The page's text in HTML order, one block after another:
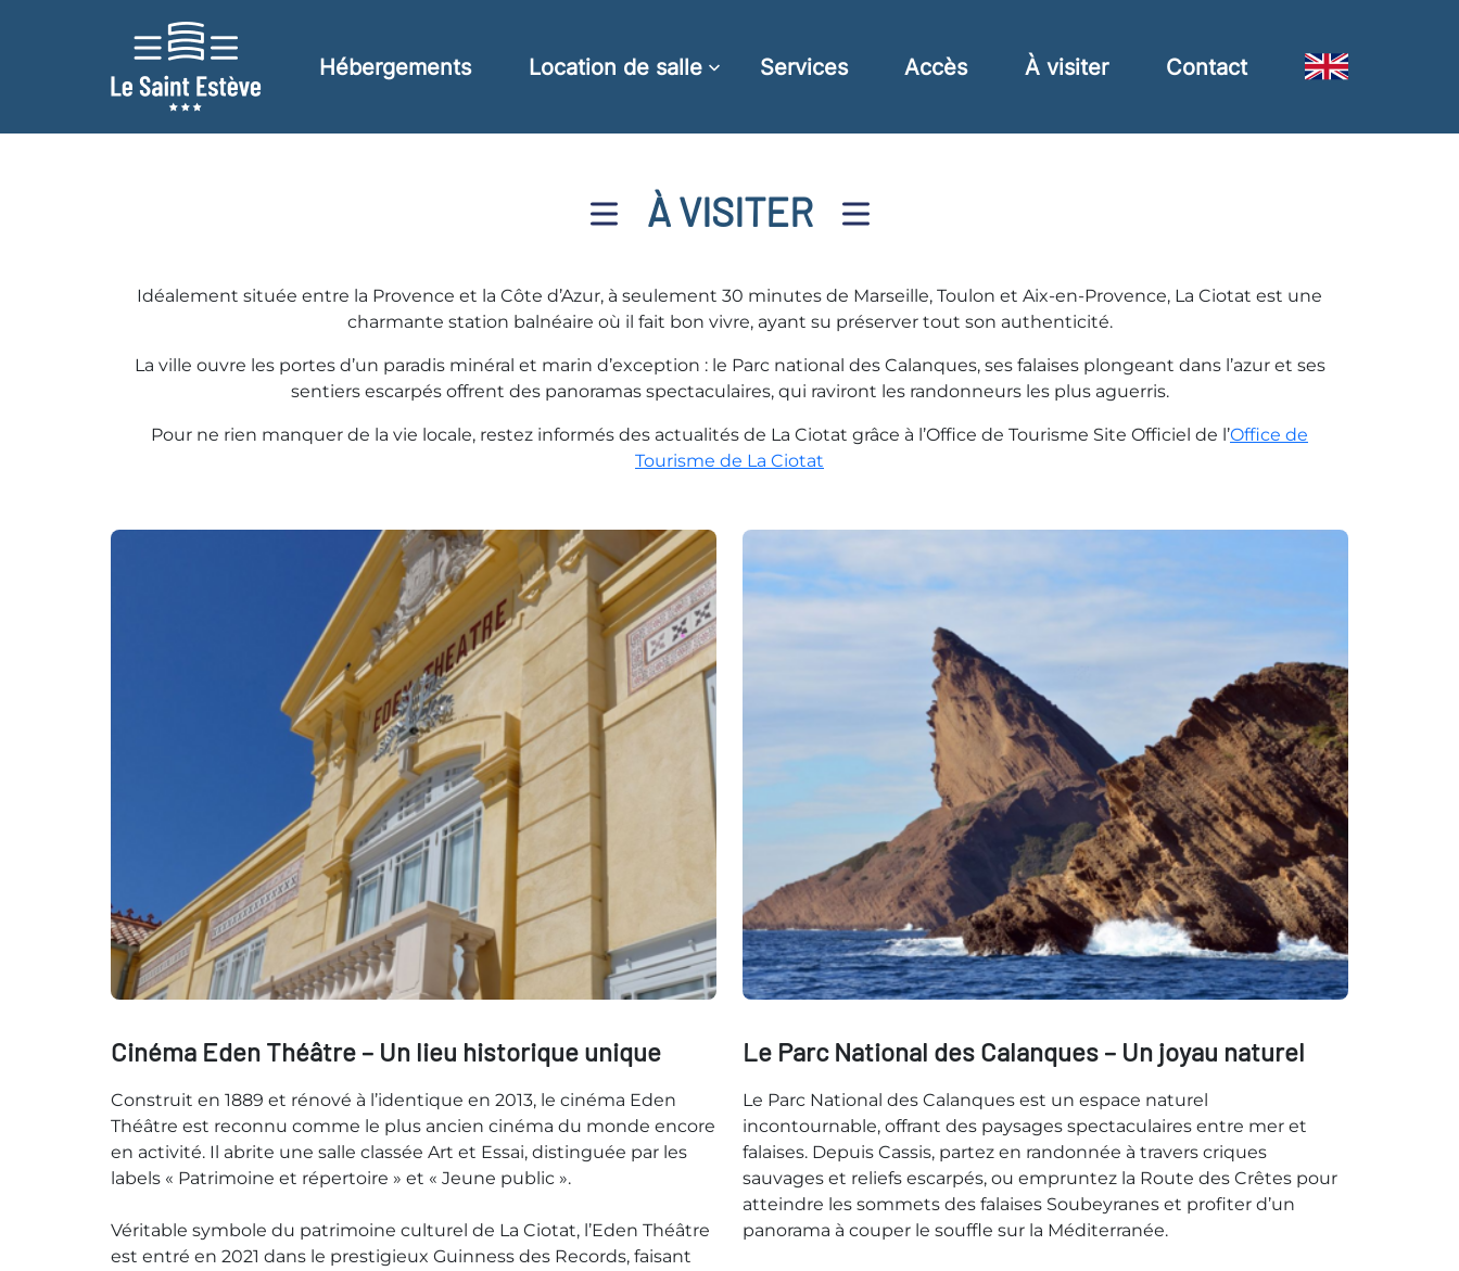
Hébergements Location de salle Services Accès À visiter Contact
À VISITER
Idéalement située entre la Provence et la Côte d’Azur, à seulement 30 minutes de Marseille, Toulon et Aix-en-Provence, La Ciotat est une
charmante station balnéaire où il fait bon vivre, ayant su préserver tout son authenticité.
La ville ouvre les portes d’un paradis minéral et marin d’exception : le Parc national des Calanques, ses falaises plongeant dans l’azur et ses
sentiers escarpés offrent des panoramas spectaculaires, qui raviront les randonneurs les plus aguerris.
Pour ne rien manquer de la vie locale, restez informés des actualités de La Ciotat grâce à l’Office de Tourisme Site Officiel de l’Office de
Tourisme de La Ciotat
Cinéma Eden Théâtre – Un lieu historique unique
Construit en 1889 et rénové à l’identique en 2013, le cinéma Eden
Théâtre est reconnu comme le plus ancien cinéma du monde encore
en activité. Il abrite une salle classée Art et Essai, distinguée par les
labels « Patrimoine et répertoire » et « Jeune public ».
Véritable symbole du patrimoine culturel de La Ciotat, l’Eden Théâtre
est entré en 2021 dans le prestigieux Guinness des Records, faisant
Le Parc National des Calanques – Un joyau naturel
Le Parc National des Calanques est un espace naturel
incontournable, offrant des paysages spectaculaires entre mer et
falaises. Depuis Cassis, partez en randonnée à travers criques
sauvages et reliefs escarpés, ou empruntez la Route des Crêtes pour
atteindre les sommets des falaises Soubeyranes et profiter d’un
panorama à couper le souffle sur la Méditerranée.